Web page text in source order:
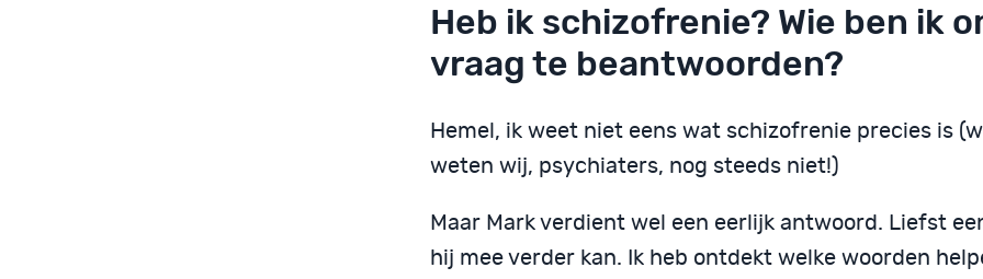
Heb ik schizofrenie? Wie ben ik
vraag te beantwoorden?
Hemel, ik weet niet eens wat schizofrenie precies is
weten wij, psychiaters, nog steeds niet!)
Maar Mark verdient wel een eerlijk antwoord. Liefst
hij mee verder kan. Ik heb ontdekt welke woorden